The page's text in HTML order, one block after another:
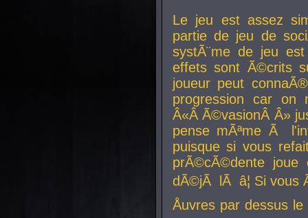
Le jeu est assez
partie de jeu de
systÃ¨me de jeu
effets sont Ã©crits
joueur peut
progression car
Â«Â Ã©vasionÂ Â»
pense mÃªme Ã
puisque si vous
prÃ©cÃ©dente
dÃ©jÃ lÃ â¦ Si vous
Åuvres par dessus